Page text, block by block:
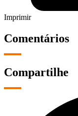
Imprimir
Comentários
Compartilhe